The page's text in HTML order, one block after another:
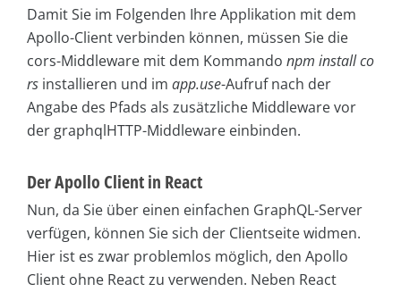
Damit Sie im Folgenden Ihre Applikation mit dem
Apollo-Client verbinden können, müssen Sie die
cors-Middleware mit dem Kommando npm install co
rs installieren und im app.use-Aufruf nach der
Angabe des Pfads als zusätzliche Middleware vor
der graphqlHTTP-Middleware einbinden.
Der Apollo Client in React
Nun, da Sie über einen einfachen GraphQL-Server
verfügen, können Sie sich der Clientseite widmen.
Hier ist es zwar problemlos möglich, den Apollo
Client ohne React zu verwenden. Neben React